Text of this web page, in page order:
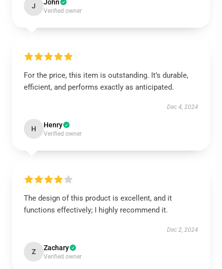
J John
Verified owner
For the price, this item is outstanding. It’s durable,
efficient, and performs exactly as anticipated.
Dec 4, 2024
H Henry
Verified owner
The design of this product is excellent, and it
functions effectively; I highly recommend it.
Dec 2, 2024
Z Zachary
Verified owner